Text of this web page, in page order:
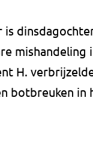
is
mishandeling
H.
botbreuken in